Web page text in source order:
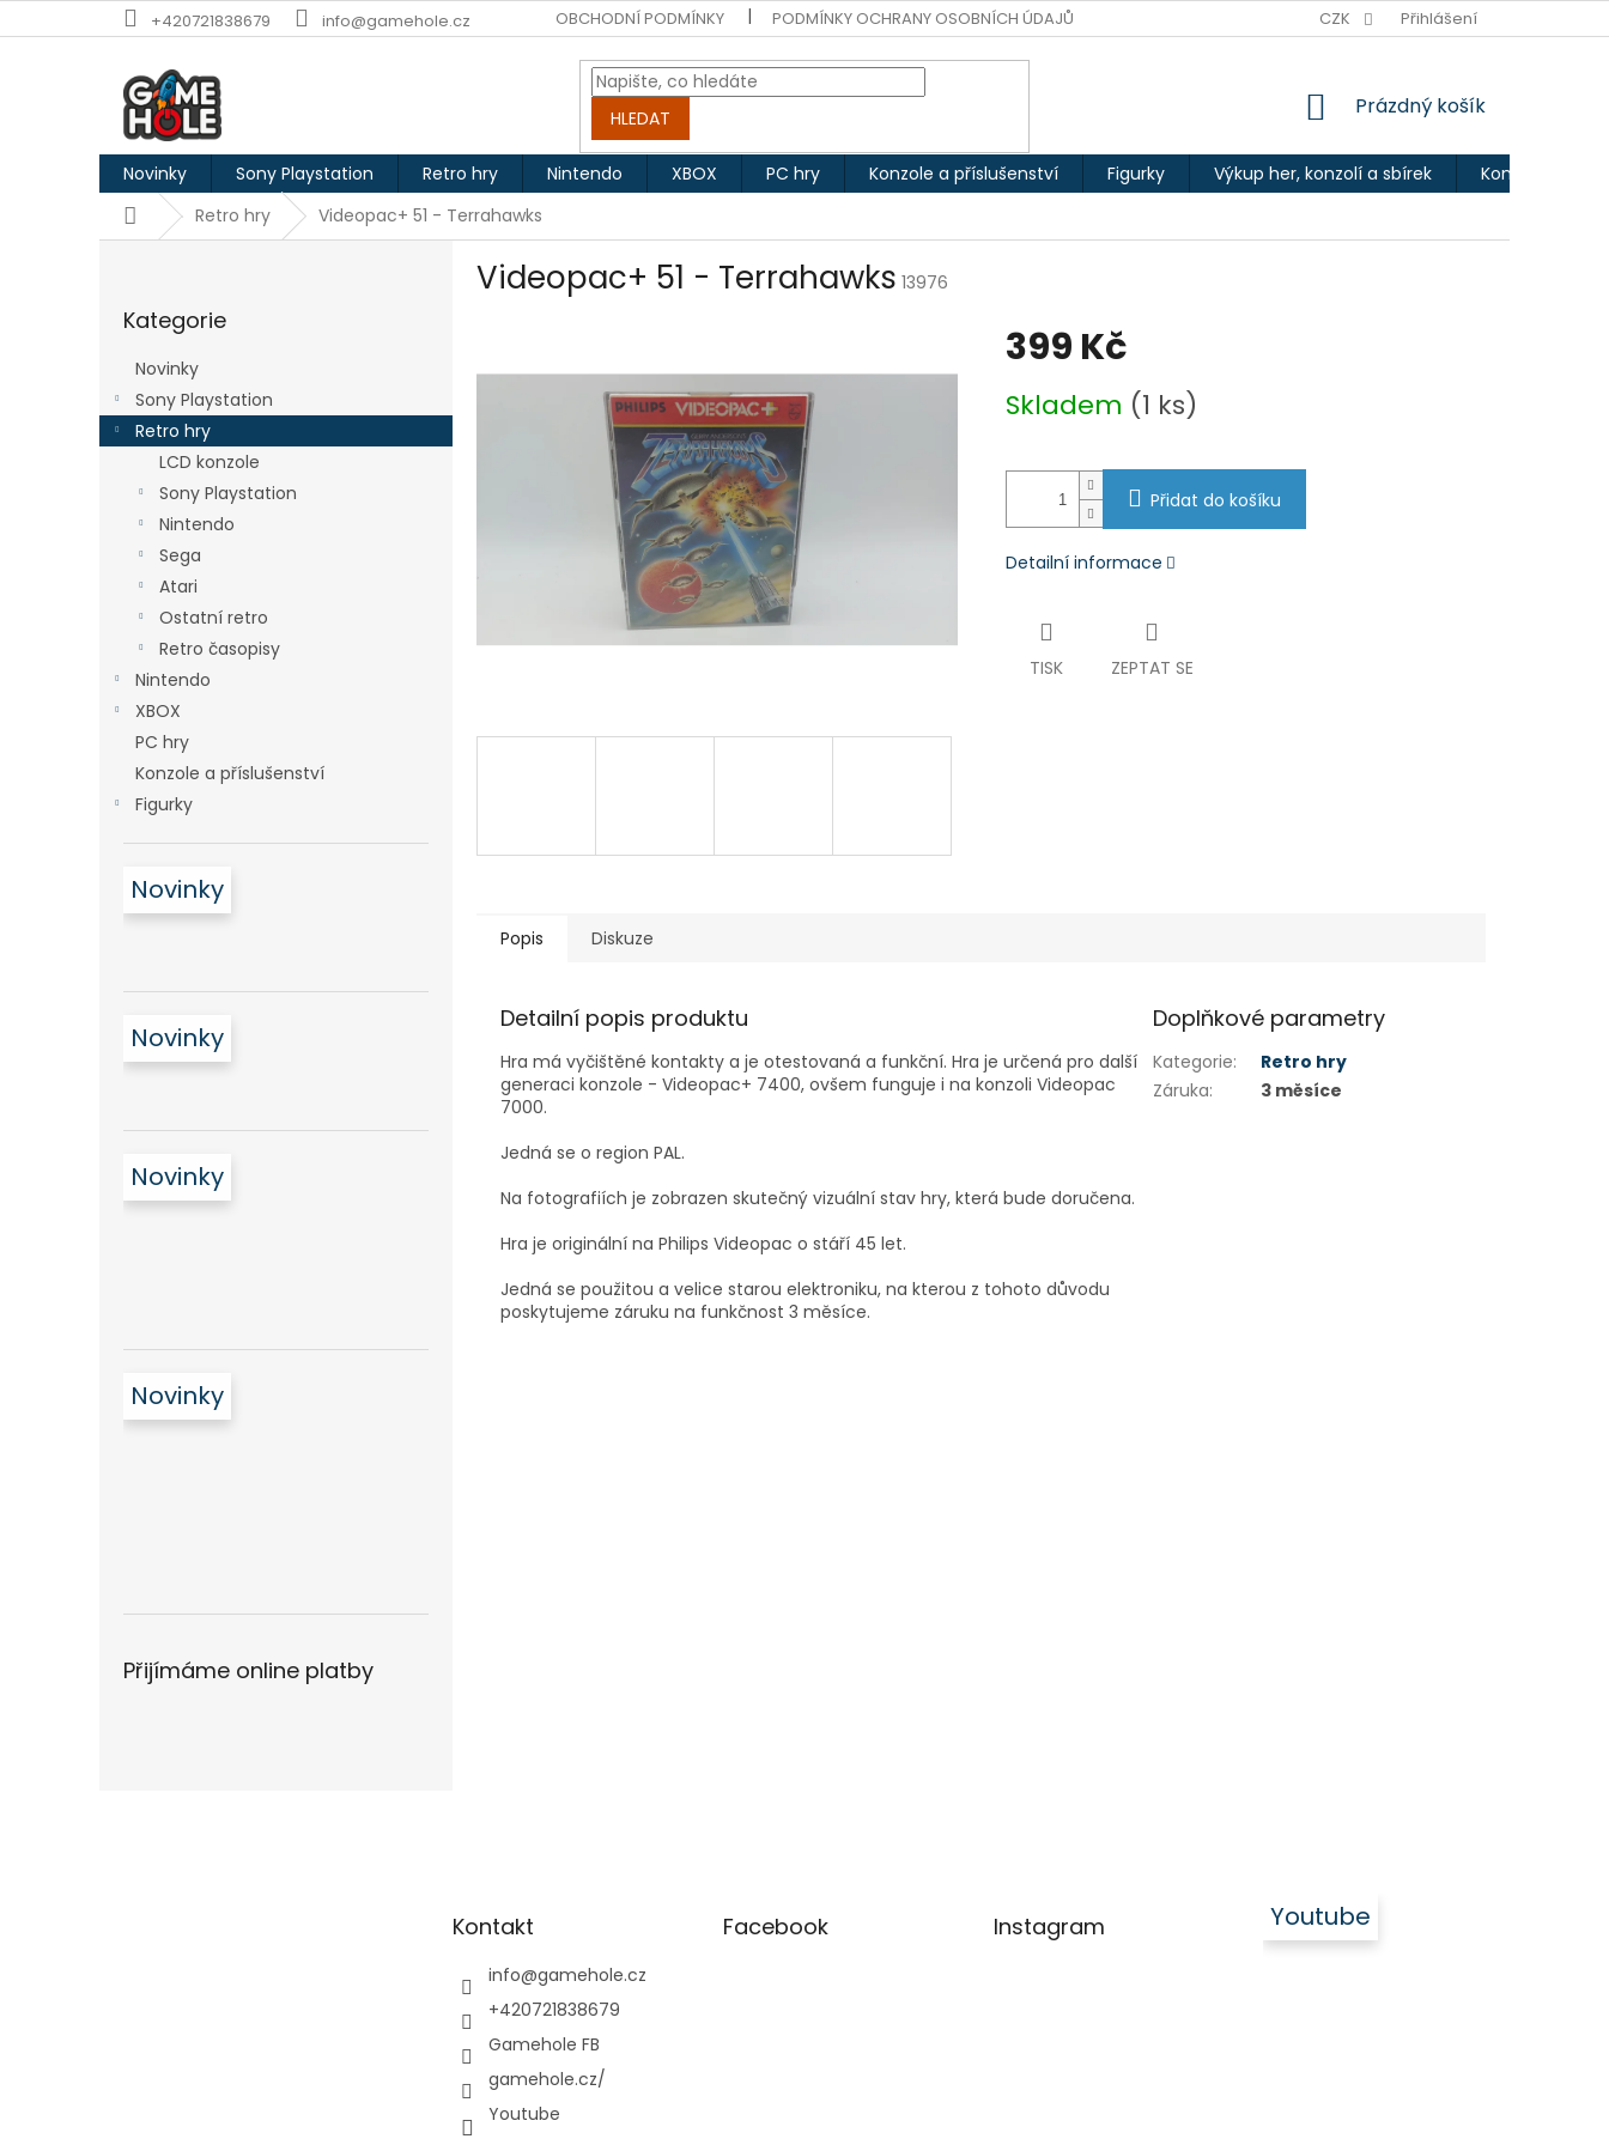
na
+420721838679 info@gamehole.cz OBCHODNÍ PODMÍNKY PODMÍNKY OCHRANY OSOBNÍCH ÚDAJŮ CZK Přihlášení
HLEDAT
NÁKUPNÍ
Prázdný košík
Novinky Sony Playstation Retro hry Nintendo XBOX PC hry Konzole a příslušenství Figurky Výkup her, konzolí a sbírek Kontakty
DomůRetro hry Videopac+ 51 - Terrahawks
n
kategorie
Kategorie
Novinky
Sony Playstation
Retro hry
LCD konzole
Sony Playstation
Nintendo
Sega
Atari
Ostatní retro
Retro časopisy
Nintendo
XBOX
PC hry
Konzole a příslušenství
Figurky
Novinky
Novinky
Novinky
Novinky
Přijímáme online platby
Videopac+ 51 - Terrahawks 13976
399 Kč
cena:
Skladem (1 ks)
Přidat do košíku
Detailní informace
TISK ZEPTAT SE
Popis Diskuze
Detailní popis produktu
Hra má vyčištěné kontakty a je otestovaná a funkční. Hra je určená pro další
generaci konzole - Videopac+ 7400, ovšem funguje i na konzoli Videopac
7000.
Jedná se o region PAL.
Na fotografiích je zobrazen skutečný vizuální stav hry, která bude doručena.
Hra je originální na Philips Videopac o stáří 45 let.
Jedná se použitou a velice starou elektroniku, na kterou z tohoto důvodu
poskytujeme záruku na funkčnost 3 měsíce.
Doplňkové parametry
Kategorie:
Retro hry
Záruka: 3 měsíce
Kontakt
info@gamehole.cz
+420721838679
Gamehole FB
gamehole.cz/
Youtube
Facebook Instagram Youtube